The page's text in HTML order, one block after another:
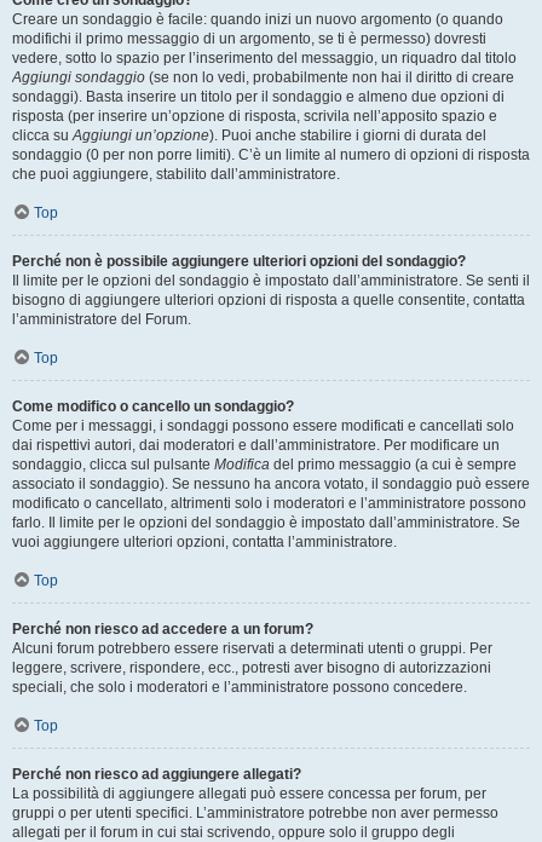
Creare un sondaggio è facile: quando inizi un nuovo argomento (o quando
modifichi il primo messaggio di un argomento, se ti è permesso) dovresti
vedere, sotto lo spazio per l’inserimento del messaggio, un riquadro dal titolo
Aggiungi sondaggio (se non lo vedi, probabilmente non hai il diritto di creare
sondaggi). Basta inserire un titolo per il sondaggio e almeno due opzioni di
risposta (per inserire un’opzione di risposta, scrivila nell’apposito spazio e
clicca suAggiungi un’opzione). Puoi anche stabilire i giorni di durata del
sondaggio (0 per non porre limiti). C’è un limite al numero di opzioni di risposta
che puoi aggiungere, stabilito dall’amministratore.
Top
Perché non è possibile aggiungere ulteriori opzioni del sondaggio?
Il limite per le opzioni del sondaggio è impostato dall’amministratore. Se senti il
bisogno di aggiungere ulteriori opzioni di risposta a quelle consentite, contatta
l’amministratore del Forum.
Top
Come modifico o cancello un sondaggio?
Come per i messaggi, i sondaggi possono essere modificati e cancellati solo
dai rispettivi autori, dai moderatori e dall’amministratore. Per modificare un
sondaggio, clicca sul pulsante Modifica del primo messaggio (a cui è sempre
associato il sondaggio). Se nessuno ha ancora votato, il sondaggio può essere
modificato o cancellato, altrimenti solo i moderatori e l’amministratore possono
farlo. Il limite per le opzioni del sondaggio è impostato dall’amministratore. Se
vuoi aggiungere ulteriori opzioni, contatta l’amministratore.
Top
Perché non riesco ad accedere a un forum?
Alcuni forum potrebbero essere riservati a determinati utenti o gruppi. Per
leggere, scrivere, rispondere, ecc., potresti aver bisogno di autorizzazioni
speciali, che solo i moderatori e l’amministratore possono concedere.
Top
Perché non riesco ad aggiungere allegati?
La possibilità di aggiungere allegati può essere concessa per forum, per
gruppi o per utenti specifici. L’amministratore potrebbe non aver permesso
allegati per il forum in cui stai scrivendo, oppure solo il gruppo degli